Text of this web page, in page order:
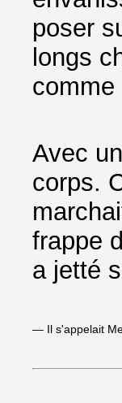
poser
longs
Avec
corps.
frappe
a jetté
— Il s'appelait